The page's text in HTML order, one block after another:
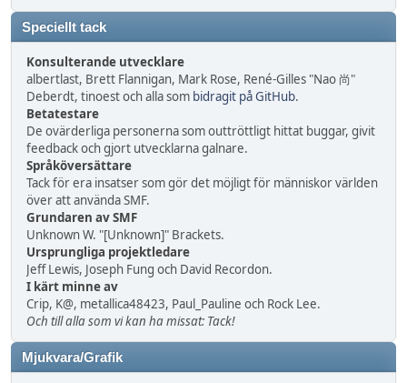
Speciellt tack
Konsulterande utvecklare
albertlast, Brett Flannigan, Mark Rose, René-Gilles "Nao 尚"
Deberdt, tinoest och alla som bidragit på GitHub.
Betatestare
De ovärderliga personerna som outtröttligt hittat buggar, givit
feedback och gjort utvecklarna galnare.
Språköversättare
Tack för era insatser som gör det möjligt för människor världen
över att använda SMF.
Grundaren av SMF
Unknown W. "[Unknown]" Brackets.
Ursprungliga projektledare
Jeff Lewis, Joseph Fung och David Recordon.
I kärt minne av
Crip, K@, metallica48423, Paul_Pauline och Rock Lee.
Och till alla som vi kan ha missat: Tack!
Mjukvara/Grafik